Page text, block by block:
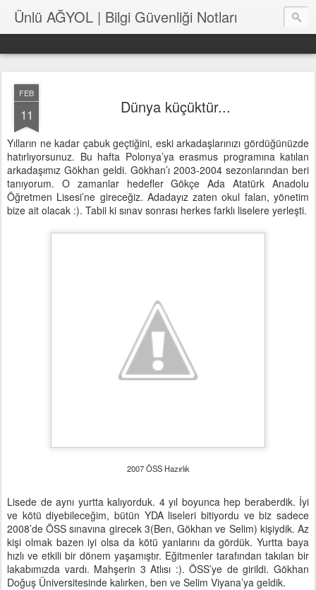
Ünlü AĞYOL | Bilgi Güvenliği Notları
FEB
11 Dünya küçüktür...
Yılların ne kadar çabuk geçtiğini, eski arkadaşlarınızı gördüğünüzde
hatırlıyorsunuz. Bu hafta Polonya’ya erasmus programına katılan
arkadaşımız Gökhan geldi. Gökhan’ı 2003-2004 sezonlarından beri
tanıyorum. O zamanlar hedefler Gökçe Ada Atatürk Anadolu
Öğretmen Lisesi’ne gireceğiz. Adadayız zaten okul falan, yönetim
bize ait olacak :). Tabii ki sınav sonrası herkes farklı liselere yerleşti.
2007 ÖSS Hazırlık
Lisede de aynı yurtta kalıyorduk. 4 yıl boyunca hep beraberdik. İyi
ve kötü diyebileceğim, bütün YDA liseleri bitiyordu ve biz sadece
2008’de ÖSS sınavına girecek 3(Ben, Gökhan ve Selim) kişiydik. Az
kişi olmak bazen iyi olsa da kötü yanlarını da gördük. Yurtta baya
hızlı ve etkili bir dönem yaşamıştır. Eğitmenler tarafından takılan bir
lakabımızda vardı. Mahşerin 3 Atlısı :). ÖSS’ye de girildi. Gökhan
Doğuş Üniversitesinde kalırken, ben ve Selim Viyana’ya geldik.